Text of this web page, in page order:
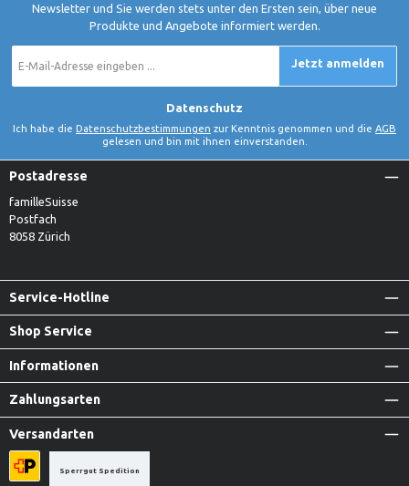
Newsletter und Sie werden stets unter den Ersten sein, über neue
Produkte und Angebote informiert werden.
Mail-
Jetzt anmelden
Datenschutz
Ich habe die Datenschutzbestimmungen zur Kenntnis genommen und die AGB
gelesen und bin mit ihnen einverstanden.
Postadresse
familleSuisse
Postfach
8058 Zürich
Service-Hotline
Shop Service
Informationen
Zahlungsarten
Versandarten
Sperrgut Spedition